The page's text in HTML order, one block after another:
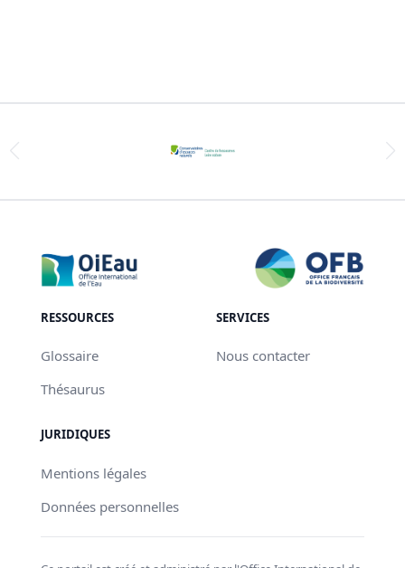
RESSOURCES
Glossaire
Thésaurus
SERVICES
Nous contacter
JURIDIQUES
Mentions légales
Données personnelles